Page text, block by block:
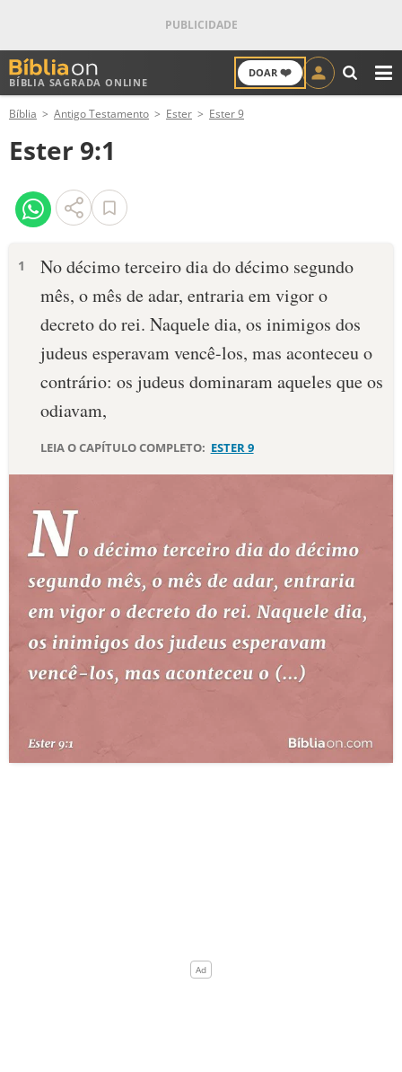
BÍBLIA SAGRADA ONLINE
DOAR ❤️
ANTIGO TESTAMENTO
NOVO TESTAMENTO
VERSÍCULOS
PALAVRA DO DIA
SALMO DO DIA
DEVOCIONAL DIÁRIO
ESBOÇOS DE PREGAÇÃO
TEMAS
PERGUNTE À BÍBLIA IA
TERMO BÍBLICO
Bíblia Antigo Testamento Ester Ester 9
Ester 9:1
1
No décimo terceiro dia do décimo segundo
mês, o mês de adar, entraria em vigor o
decreto do rei. Naquele dia, os inimigos dos
judeus esperavam vencê-los, mas aconteceu o
contrário: os judeus dominaram aqueles que os
odiavam,
LEIA O CAPÍTULO COMPLETO: ESTER 9